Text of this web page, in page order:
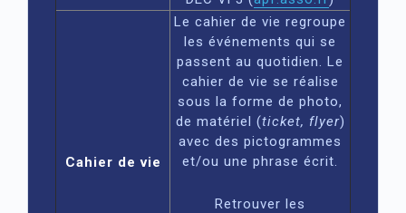
Cahier de vie
Le cahier de vie regroupe
les événements qui se
passent au quotidien. Le
cahier de vie se réalise
sous la forme de photo,
de matériel (ticket, flyer)
avec des pictogrammes
et/ou une phrase écrit.
Retrouver les